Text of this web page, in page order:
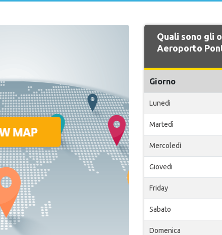
Quali sono gli
Aeroporto
Giorno
Lunedi
Martedì
Mercoledì
Giovedi
Friday
Sabato
Domenica